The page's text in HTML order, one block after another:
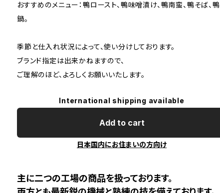
おすすめのメニュー：鴨ロースト、鴨味噌漬け、鴨南蛮、鴨そば、鴨
鍋。
季節と仕入れ状況によって、使い分けしております。
ブランド指定は出来かねますので、
ご理解のほど、よろしくお願いいたします。
International shipping available
Add to cart
日本国内にお住まいの方向け
主に二つの工場の商品を扱っております。